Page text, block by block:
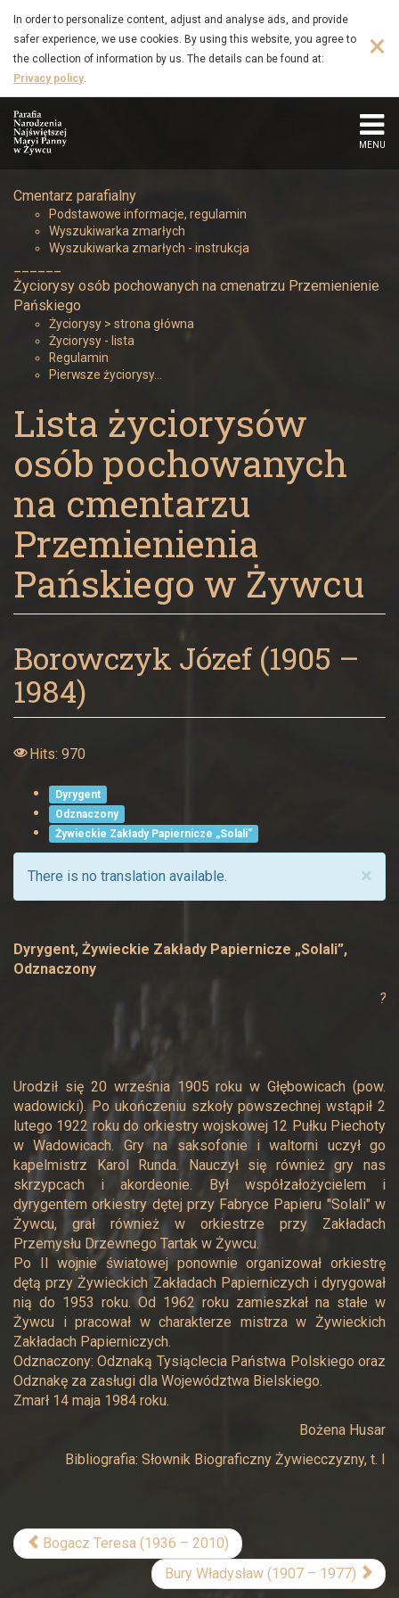
Borowczyk
Józef
(1905
–
1984)
Parafia
Narodzenia
Najświętszej
Maryi
Panny
w
Żywcu
to
main
content
In order to personalize content, adjust and analyse ads, and provide
safer experience, we use cookies. By using this website, you agree to
the collection of information by us. The details can be found at:
Privacy policy.
×
MENU
Cmentarz parafialny
Podstawowe informacje, regulamin
Wyszukiwarka zmarłych
Wyszukiwarka zmarłych - instrukcja
Życiorysy osób pochowanych na cmenatrzu Przemienienie
Pańskiego
Życiorysy > strona główna
Życiorysy - lista
Regulamin
Pierwsze życiorysy…
Lista życiorysów
osób pochowanych
na cmentarzu
Przemienienia
Pańskiego w Żywcu
Borowczyk Józef (1905 –
1984)
Hits: 970
Dyrygent
Odznaczony
Żywieckie Zakłady Papiernicze „Solali”
×
There is no translation available.
Dyrygent, Żywieckie Zakłady Papiernicze „Solali”,
Odznaczony
?
Urodził się 20 września 1905 roku w Głębowicach (pow.
wadowicki). Po ukończeniu szkoły powszechnej wstąpił 2
lutego 1922 roku do orkiestry wojskowej 12 Pułku Piechoty
w Wadowicach. Gry na saksofonie i waltorni uczył go
kapelmistrz Karol Runda. Nauczył się również gry nas
skrzypcach i akordeonie. Był współzałożycielem i
dyrygentem orkiestry dętej przy Fabryce Papieru "Solali" w
Żywcu, grał również w orkiestrze przy Zakładach
Przemysłu Drzewnego Tartak w Żywcu.
Po II wojnie światowej ponownie organizował orkiestrę
dętą przy Żywieckich Zakładach Papierniczych i dyrygował
nią do 1953 roku. Od 1962 roku zamieszkał na stałe w
Żywcu i pracował w charakterze mistrza w Żywieckich
Zakładach Papierniczych.
Odznaczony: Odznaką Tysiąclecia Państwa Polskiego oraz
Odznakę za zasługi dla Województwa Bielskiego.
Zmarł 14 maja 1984 roku.
Bożena Husar
Bibliografia: Słownik Biograficzny Żywiecczyzny, t. I
Bogacz Teresa (1936 – 2010)
Bury Władysław (1907 – 1977)